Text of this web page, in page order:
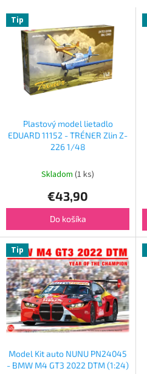
Tip
Plastový model lietadlo
EDUARD 11152 - TRÉNER Zlin Z-
226 1/48
Skladom (1 ks)
€43,90
Do košíka
Tip
Model Kit auto NUNU PN24045
- BMW M4 GT3 2022 DTM (1:24)